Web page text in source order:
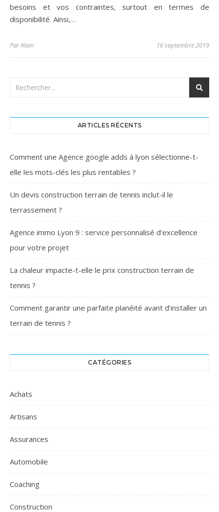
besoins et vos contraintes, surtout en termes de
disponibilité. Ainsi,…
ParAlain 16 septembre 2019
ARTICLES RÉCENTS
Comment une Agence google adds à lyon sélectionne-t-
elle les mots-clés les plus rentables ?
Un devis construction terrain de tennis inclut-il le
terrassement ?
Agence immo Lyon 9 : service personnalisé d’excellence
pour votre projet
La chaleur impacte-t-elle le prix construction terrain de
tennis ?
Comment garantir une parfaite planéité avant d’installer un
terrain de tennis ?
CATÉGORIES
Achats
Artisans
Assurances
Automobile
Coaching
Construction